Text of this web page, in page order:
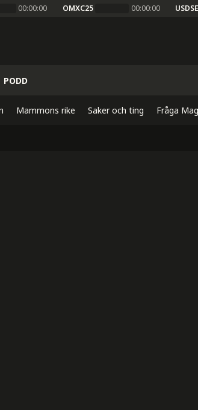
00:00:00 OMXC25 00:00:00
PODD
Mammons rike Saker och ting Fråga